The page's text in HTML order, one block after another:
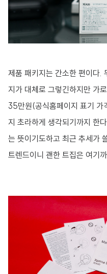
제품 패키지는 간소한 편이다.
지가 대체로 그렇긴하지만 가
35만원(공식홈페이지 표기 가
지 초라하게 생각되기까지 한
는 뜻이기도하고 최근 추세가
트렌드이니 괜한 트집은 여기